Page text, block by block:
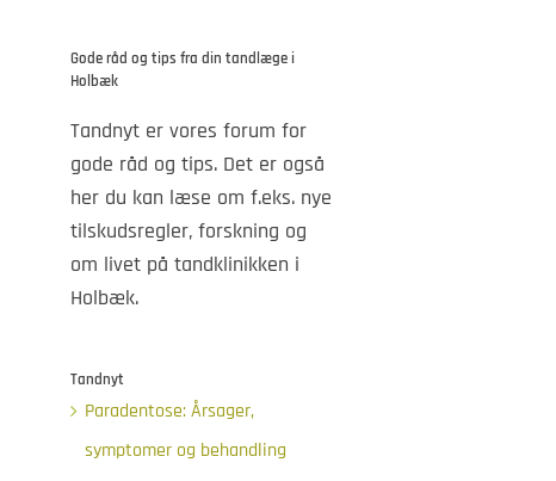
Gode råd og tips fra din tandlæge i
Holbæk
Tandnyt er vores forum for
gode råd og tips. Det er også
her du kan læse om f.eks. nye
tilskudsregler, forskning og
om livet på tandklinikken i
Holbæk.
Tandnyt
Paradentose: Årsager,
symptomer og behandling